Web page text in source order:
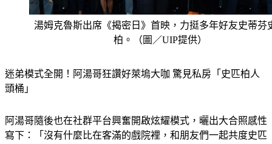
湯姆克魯斯出席《揭密日》首映，力挺多年好友史蒂芬
柏。（圖／UIP提供）
迷弟模式全開！阿湯哥狂讚好萊塢大咖 驚見私房「史匹柏人
頭桶」
阿湯哥隨後也在社群平台興奮開啟炫耀模式，曬出大合照感性
寫下：「沒有什麼比在客滿的戲院裡，和朋友們一起共度史匹